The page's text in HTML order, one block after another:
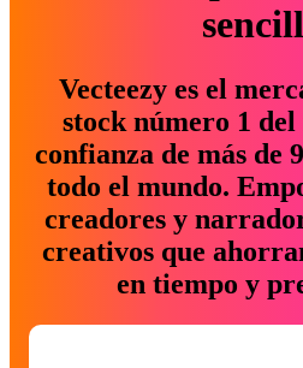
Vecteezy es el
stock número 1
confianza de más de
todo el mundo.
creadores y
creativos que
en tiempo y